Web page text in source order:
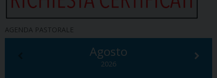
AGENDA PASTORALE
Agosto
2026